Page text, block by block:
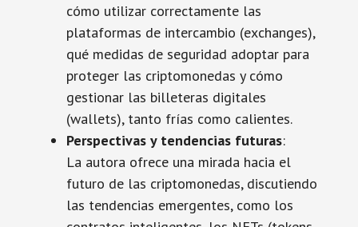
cómo utilizar correctamente las
plataformas de intercambio (exchanges),
qué medidas de seguridad adoptar para
proteger las criptomonedas y cómo
gestionar las billeteras digitales
(wallets), tanto frías como calientes.
Perspectivas y tendencias futuras:
La autora ofrece una mirada hacia el
futuro de las criptomonedas, discutiendo
las tendencias emergentes, como los